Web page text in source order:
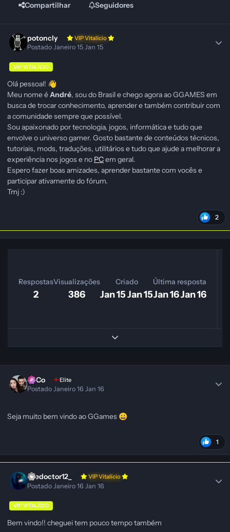
Compartilhar Seguidores
potoncly VIP Vitalício
PostadoJaneiro 15Jan 15
VIP VITALÍCIO
Olá pessoal! 👋
Meu nome éAndré, sou do Brasil e chego agora ao GGAMES em
busca de trocar conhecimento, aprender e também contribuir com
a comunidade sempre que possível.
Sou apaixonado por tecnologia, jogos, informática e tudo que
envolve o universo gamer. Gosto bastante de conteúdos técnicos,
tutoriais, mods, traduções, utilitários e tudo que ajude a melhorar a
experiência nos jogos e no PCem geral.
Espero fazer boas amizades, aprender bastante com vocês e
participar ativamente do fórum.
Tmj :)
2
Respostas
2
Visualizações
386
Criado
Jan 15Jan 15
Última resposta
Jan 16Jan 16
Expand topic overview
SeCo Elite
Postado Janeiro 16 Jan 16
Seja muito bem vindo ao GGames 😀
1
thedoctor12_ VIP Vitalício
Postado Janeiro 16 Jan 16
VIP VITALÍCIO
Bem vindo!! cheguei tem pouco tempo também